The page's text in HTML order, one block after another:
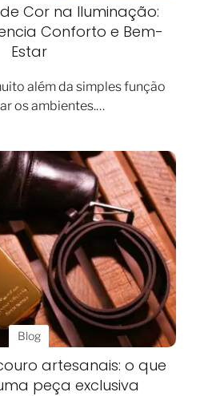
Cor na Iluminação:
Conforto e Bem-
Estar
além da simples função
os ambientes.…
Blog
artesanais: o que
peça exclusiva